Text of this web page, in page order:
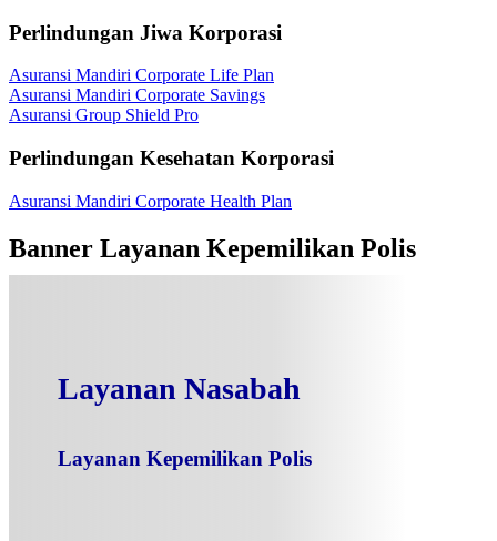
Perlindungan Jiwa Korporasi
Asuransi Mandiri Corporate Life Plan
Asuransi Mandiri Corporate Savings
Asuransi Group Shield Pro
Perlindungan Kesehatan Korporasi
Asuransi Mandiri Corporate Health Plan
Banner Layanan Kepemilikan Polis
Layanan Nasabah
Layanan Kepemilikan Polis